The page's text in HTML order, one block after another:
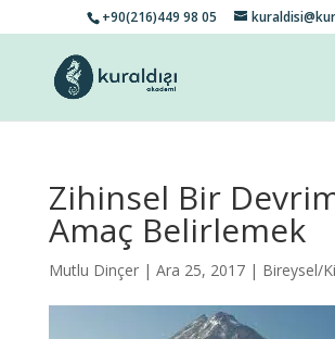
+90(216)449 98 05
Zihinsel Bir
Amaç Belirlemek
Mutlu Dinçer| Ara 25, 2017 | Bireysel/